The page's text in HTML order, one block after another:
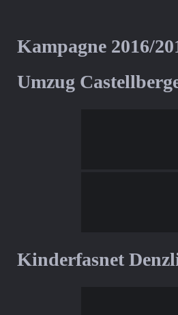
Kampagne 2016/
Umzug
Kinderfasnet